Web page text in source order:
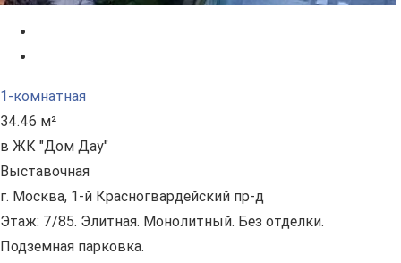
1-комнатная
34.46 м²
в ЖК "Дом Дау"
Выставочная
г. Москва, 1-й Красногвардейский пр-д
Этаж: 7/85. Элитная. Монолитный. Без отделки.
Подземная парковка.